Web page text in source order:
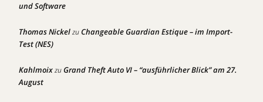
und Software
Thomas NickelzuChangeable Guardian Estique – im Import-
Test (NES)
KahlmoixzuGrand Theft Auto VI – “ausführlicher Blick” am 27.
August